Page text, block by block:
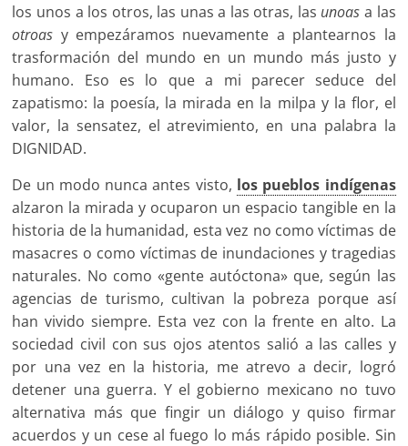
los unos a los otros, las unas a las otras, las unoas a las
otroas y empezáramos nuevamente a plantearnos la
trasformación del mundo en un mundo más justo y
humano. Eso es lo que a mi parecer seduce del
zapatismo: la poesía, la mirada en la milpa y la flor, el
valor, la sensatez, el atrevimiento, en una palabra la
DIGNIDAD.
De un modo nunca antes visto, los pueblos indígenas
alzaron la mirada y ocuparon un espacio tangible en la
historia de la humanidad, esta vez no como víctimas de
masacres o como víctimas de inundaciones y tragedias
naturales. No como «gente autóctona» que, según las
agencias de turismo, cultivan la pobreza porque así
han vivido siempre. Esta vez con la frente en alto. La
sociedad civil con sus ojos atentos salió a las calles y
por una vez en la historia, me atrevo a decir, logró
detener una guerra. Y el gobierno mexicano no tuvo
alternativa más que fingir un diálogo y quiso firmar
acuerdos y un cese al fuego lo más rápido posible. Sin